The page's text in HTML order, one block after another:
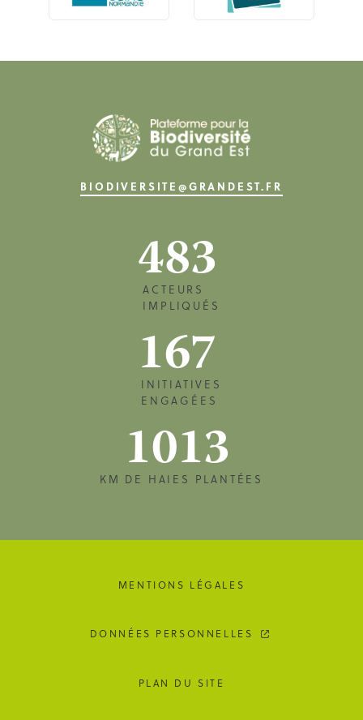
BIODIVERSITE@GRANDEST.FR
483
ACTEURS
IMPLIQUÉS
167
INITIATIVES
ENGAGÉES
1013
KM DE HAIES PLANTÉES
MENTIONS LÉGALES
DONNÉES PERSONNELLES
PLAN DU SITE